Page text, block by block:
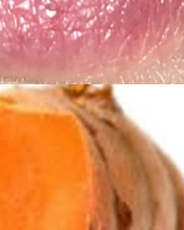
ಬಳಸಿ
ಮಾಡಿ